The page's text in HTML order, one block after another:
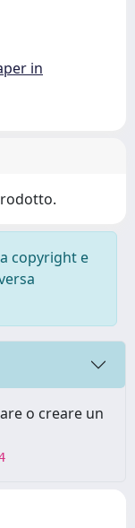
in
copyright e
o creare un